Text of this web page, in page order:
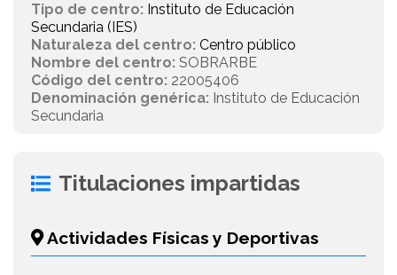
Tipo de centro: Instituto de Educación
Secundaria (IES)
Naturaleza del centro: Centro público
Nombre del centro: SOBRARBE
Código del centro: 22005406
Denominación genérica: Instituto de Educación
Secundaria
Titulaciones impartidas
Actividades Físicas y Deportivas